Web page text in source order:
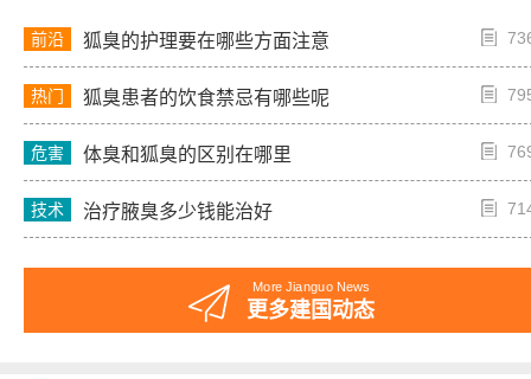
前沿 狐臭的护理要在哪些方面注意
热门 狐臭患者的饮食禁忌有哪些呢
危害 体臭和狐臭的区别在哪里
技术 治疗腋臭多少钱能治好
More Jianguo News
更多建国动态